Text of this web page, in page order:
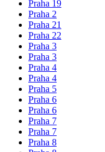
Praha 19
Praha 2
Praha 21
Praha 22
Praha 3
Praha 3
Praha 4
Praha 4
Praha 5
Praha 6
Praha 6
Praha 7
Praha 7
Praha 8